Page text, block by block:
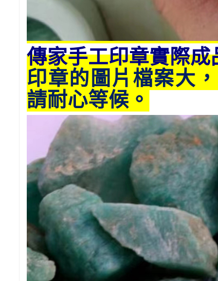
傳家手工印章實際成
印章的圖片檔案大
請耐心等候。